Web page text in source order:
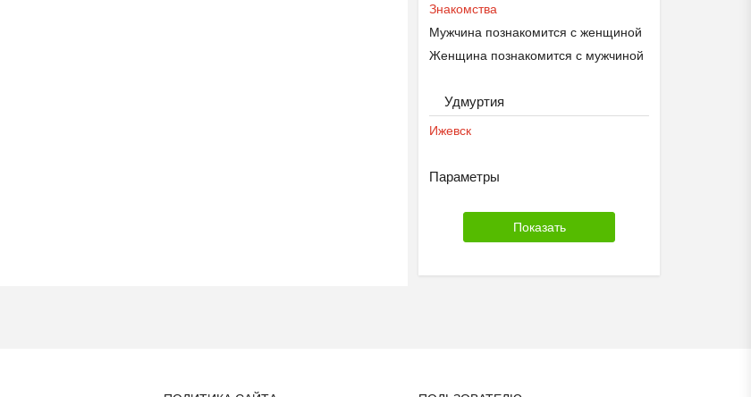
Знакомства
Мужчина познакомится с женщиной
Женщина познакомится с мужчиной
Удмуртия
Ижевск
Параметры